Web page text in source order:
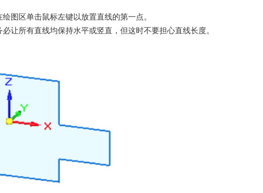
图区单击鼠标左键以放置直线的第一点。
让所有直线均保持水平或竖直，但这时不要担心直线长度。